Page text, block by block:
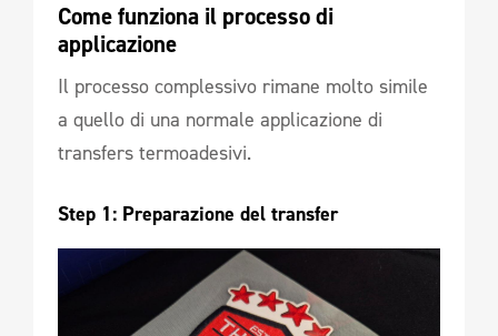
Come funziona il processo di
applicazione
Il processo complessivo rimane molto simile
a quello di una normale applicazione di
transfers termoadesivi.
Step 1: Preparazione del transfer